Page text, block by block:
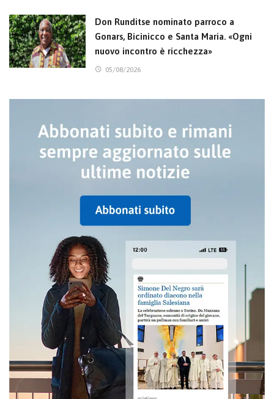
Don Runditse nominato parroco a
Gonars, Bicinicco e Santa Maria. «Ogni
nuovo incontro è ricchezza»
05/08/2026